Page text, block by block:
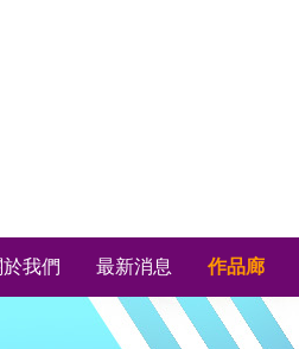
於我們 最新消息 作品廊